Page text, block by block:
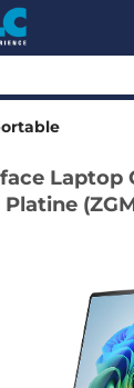
Laptop